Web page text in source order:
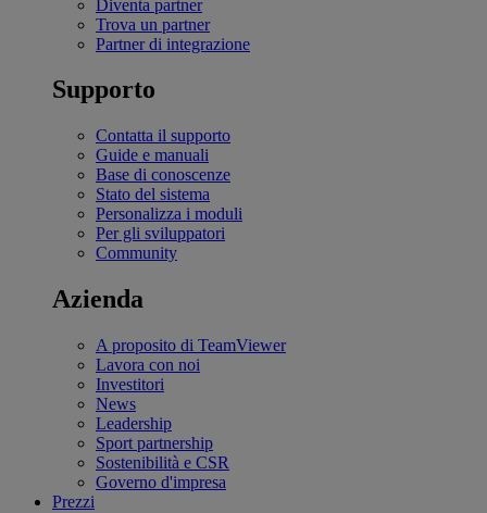
Diventa partner
Trova un partner
Partner di integrazione
Supporto
Contatta il supporto
Guide e manuali
Base di conoscenze
Stato del sistema
Personalizza i moduli
Per gli sviluppatori
Community
Azienda
A proposito di TeamViewer
Lavora con noi
Investitori
News
Leadership
Sport partnership
Sostenibilità e CSR
Governo d'impresa
Prezzi